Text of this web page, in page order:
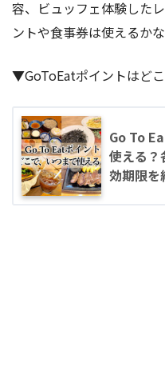
容、ビュッフェ体験した
ントや食事券は使えるか
▼GoToEatポイントはど
Go To
使える？
効期限を